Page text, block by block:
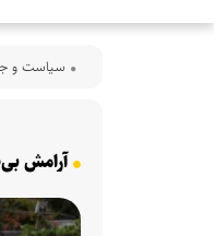
سیاست و
آرامش